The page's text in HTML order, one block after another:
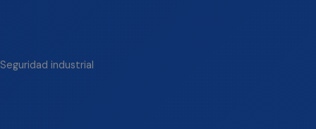
Seguridad industrial